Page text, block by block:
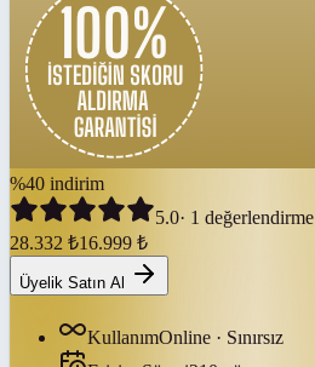
%40 indirim
5.0· 1 değerlendirme
28.332 ₺16.999 ₺
Üyelik Satın Al
KullanımOnline · Sınırsız